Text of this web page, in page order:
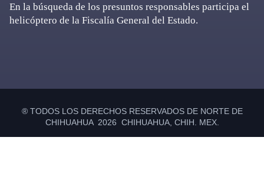
En la búsqueda de los presuntos responsables participa el
helicóptero de la Fiscalía General del Estado.
® TODOS LOS DERECHOS RESERVADOS DE NORTE DE
CHIHUAHUA 2026 CHIHUAHUA, CHIH. MEX.